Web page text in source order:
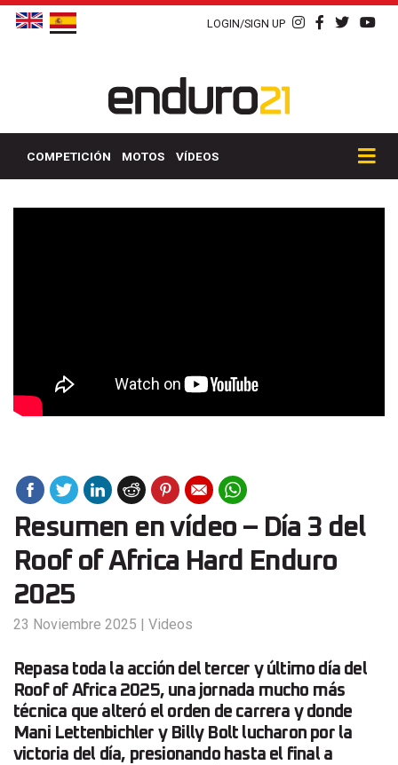
LOGIN/SIGN UP
COMPETICIÓN MOTOS VÍDEOS
Resumen en vídeo – Día 3 del
Roof of Africa Hard Enduro
2025
23 Noviembre 2025 | Videos
Repasa toda la acción del tercer y último día del
Roof of Africa 2025, una jornada mucho más
técnica que alteró el orden de carrera y donde
Mani Lettenbichler y Billy Bolt lucharon por la
victoria del día, presionando hasta el final a